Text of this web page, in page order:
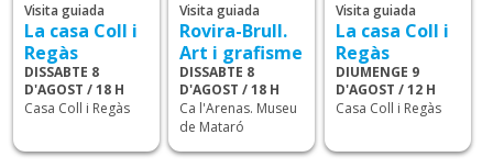
Visita guiada
La casa Coll i
Regàs
DISSABTE 8
D'AGOST / 18 H
Casa Coll i Regàs
Visita guiada
Rovira-Brull.
Art i grafisme
DISSABTE 8
D'AGOST / 18 H
Ca l'Arenas. Museu
de Mataró
Visita guiada
La casa Coll i
Regàs
DIUMENGE 9
D'AGOST / 12 H
Casa Coll i Regàs